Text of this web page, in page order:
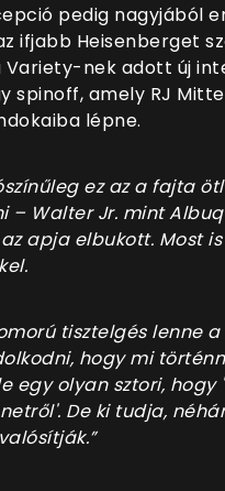
pedig nagyjából
ifjabb Heisenberget
Variety-nek adott új
spinoff, amely RJ
lépne.
ez az a fajta
– Walter Jr. mint
apja elbukott. Most
tisztelgés lenne
hogy mi
egy olyan sztori,
De ki tudja,